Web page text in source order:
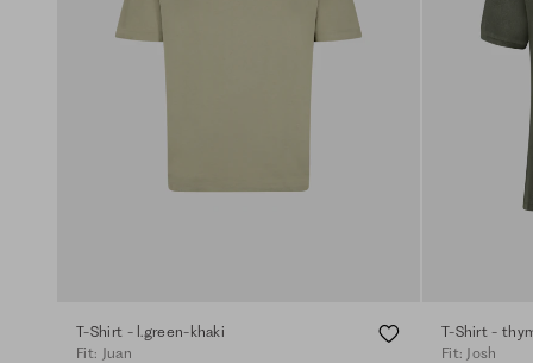
T-Shirt - l.green-khaki
Fit: Juan
T-Shirt -
Fit: Josh